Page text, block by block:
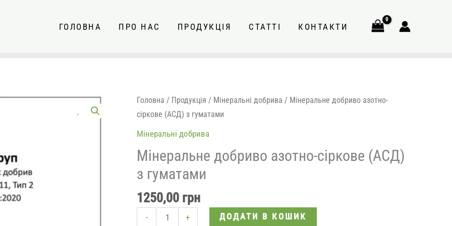
ГОЛОВНА ПРО НАС ПРОДУКЦІЯ СТАТТІ КОНТАКТИ
Головна / Продукція / Мінеральні добрива / Мінеральне добриво азотно-
сіркове (АСД) з гуматами
Мінеральні добрива
Мінеральне добриво азотно-сіркове (АСД)
з гуматами
1250,00 грн
-
Мінеральне
добриво
азотно-
(АСД)
з
гуматами
кількість
+
ДОДАТИ В КОШИК